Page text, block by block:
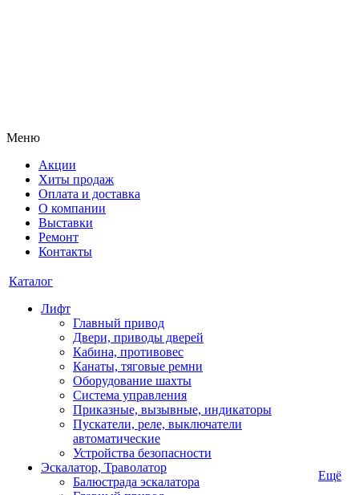
Меню
Акции
Хиты продаж
Оплата и доставка
О компании
Выставки
Ремонт
Контакты
Каталог
Лифт
Главный привод
Двери, приводы дверей
Кабина, противовес
Канаты, тяговые ремни
Оборудование шахты
Система управления
Приказные, вызывные, индикаторы
Пускатели, реле, выключатели
автоматические
Устройства безопасности
Эскалатор, Траволатор
Балюстрада эскалатора
Ещё